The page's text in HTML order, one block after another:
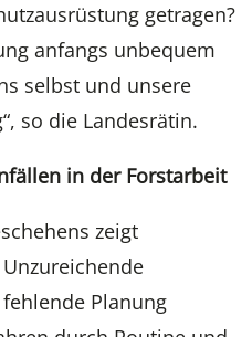
getragen?
anfangs unbequem
selbst und unsere
so die Landesrätin.
in der Forstarbeit
zeigt
Planung